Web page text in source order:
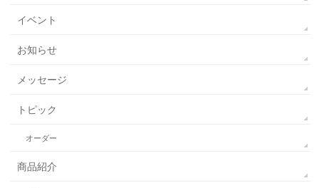
イベント
お知らせ
メッセージ
トピック
オーダー
商品紹介